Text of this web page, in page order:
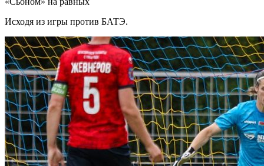
Исходя из игры против БАТЭ.